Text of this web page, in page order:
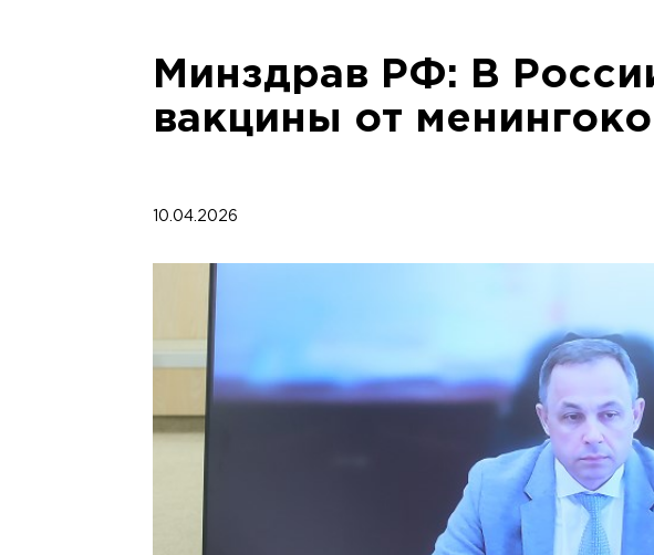
Минздрав РФ: В
вакцины от
10.04.2026